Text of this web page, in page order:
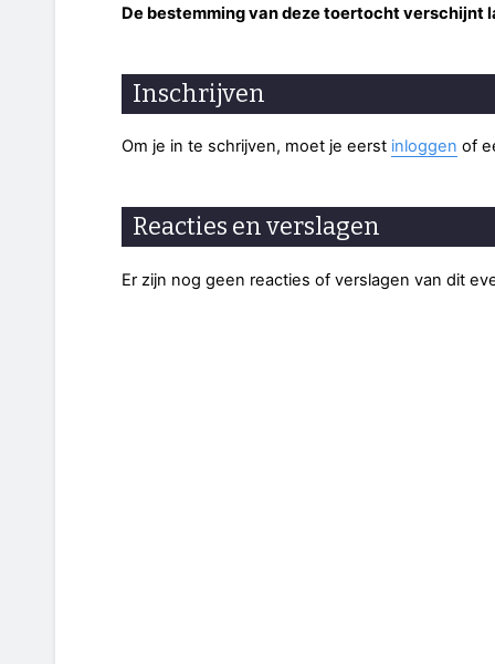
De bestemming van deze toertocht verschijnt
Inschrijven
Om je in te schrijven, moet je eerst inloggen of
Reacties en verslagen
Er zijn nog geen reacties of verslagen van dit